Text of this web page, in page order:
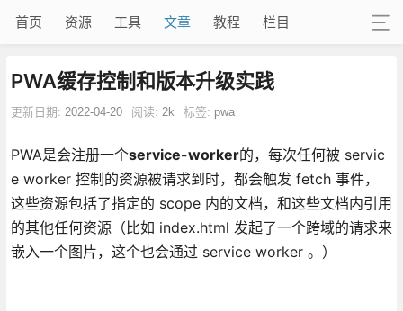
首页 资源 工具 文章 教程 栏目
PWA缓存控制和版本升级实践
更新日期: 2022-04-20 阅读: 2k 标签: pwa
PWA是会注册一个service-worker的，每次任何被 servic
e worker 控制的资源被请求到时，都会触发 fetch 事件，
这些资源包括了指定的 scope 内的文档，和这些文档内引用
的其他任何资源（比如 index.html 发起了一个跨域的请求来
嵌入一个图片，这个也会通过 service worker 。）